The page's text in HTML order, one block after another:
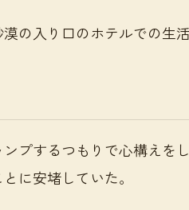
の入り口のホテルでの生
プするつもりで心構えを
に安堵していた。